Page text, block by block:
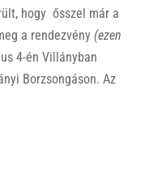
hogy ősszel már a
a rendezvény (ezen
4-én Villányban
Borzsongáson. Az